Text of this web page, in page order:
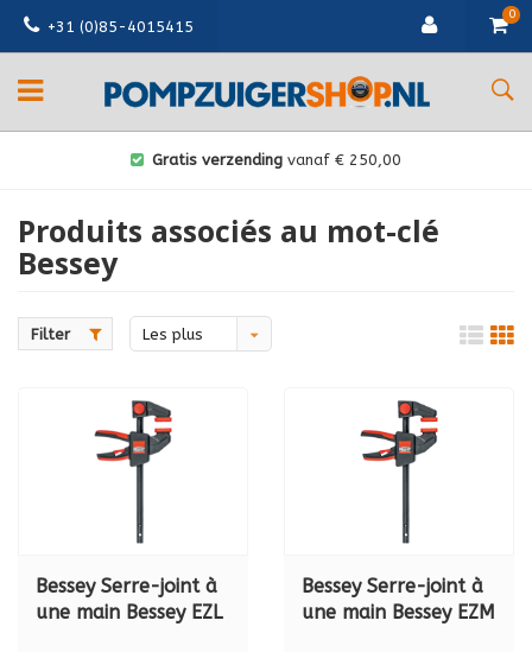
+31 (0)85-4015415
0
Gratis verzending vanaf € 250,00
Produits associés au mot-clé
Bessey
Filter
Les plus
Bessey Serre-joint à
une main Bessey EZL
Bessey Serre-joint à
une main Bessey EZM